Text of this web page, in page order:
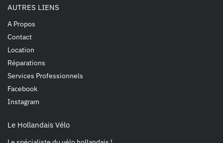
AUTRES LIENS
A Propos
Contact
Location
Réparations
Services Professionnels
Facebook
Instagram
Le Hollandais Vélo